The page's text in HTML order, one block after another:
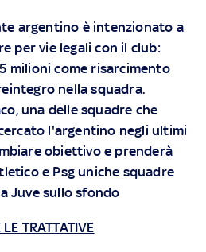
argentino è intenzionato a
per vie legali con il club:
milioni come risarcimento
nella squadra.
una delle squadre che
l'argentino negli ultimi
obiettivo e prenderà
e Psg uniche squadre
Juve sullo sfondo
TRATTATIVE